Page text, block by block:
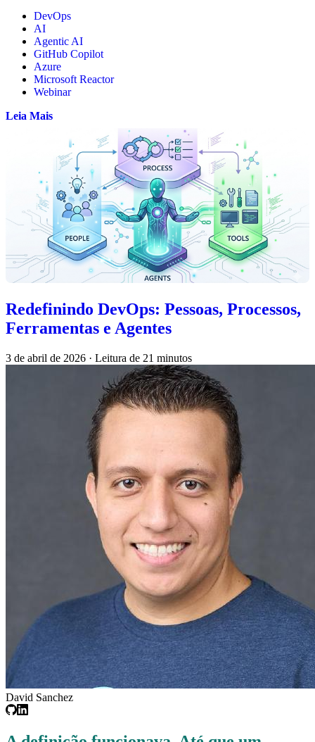
DevOps
AI
Agentic AI
GitHub Copilot
Azure
Microsoft Reactor
Webinar
Leia Mais
Redefinindo DevOps: Pessoas, Processos,
Ferramentas e Agentes
3 de abril de 2026 · Leitura de 21 minutos
David Sanchez